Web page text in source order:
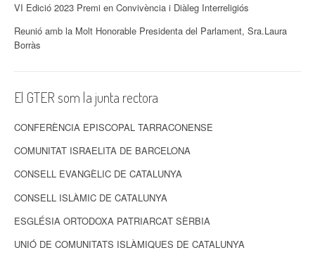
VI Edició 2023 Premi en Convivència i Diàleg Interreligiós
Reunió amb la Molt Honorable Presidenta del Parlament, Sra.Laura
Borràs
El GTER som la junta rectora
CONFERÈNCIA EPISCOPAL TARRACONENSE
COMUNITAT ISRAELITA DE BARCELONA
CONSELL EVANGÈLIC DE CATALUNYA
CONSELL ISLÀMIC DE CATALUNYA
ESGLÉSIA ORTODOXA PATRIARCAT SÈRBIA
UNIÓ DE COMUNITATS ISLÀMIQUES DE CATALUNYA